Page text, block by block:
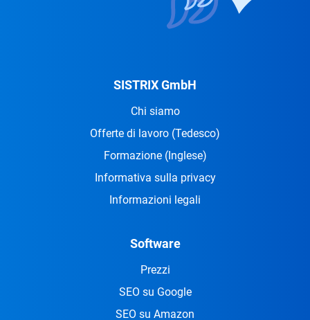
SISTRIX GmbH
Chi siamo
Offerte di lavoro (Tedesco)
Formazione (Inglese)
Informativa sulla privacy
Informazioni legali
Software
Prezzi
SEO su Google
SEO su Amazon